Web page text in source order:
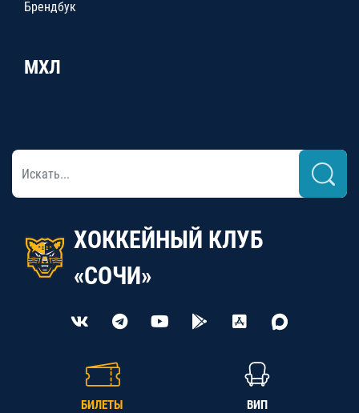
Брендбук
МХЛ
ХОККЕЙНЫЙ КЛУБ
«СОЧИ»
БИЛЕТЫ ВИП